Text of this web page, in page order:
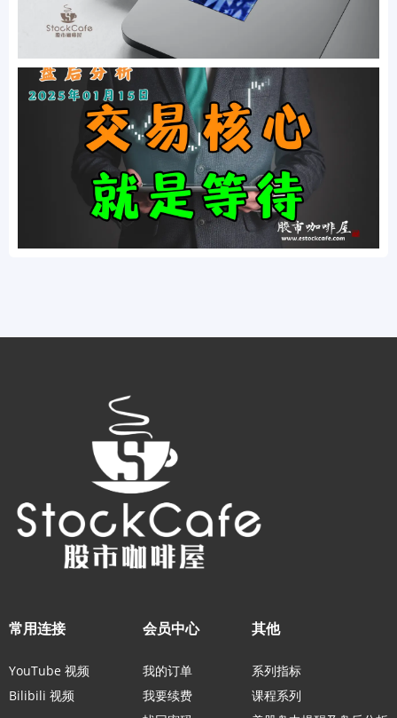
常用连接
YouTube 视频
Bilibili 视频
会员中心
我的订单
我要续费
其他
系列指标
课程系列